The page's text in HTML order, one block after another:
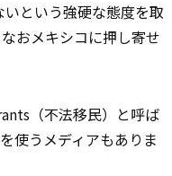
という強硬な態度を取
おメキシコに押し寄せ
（不法移民）と呼ば
使うメディアもありま